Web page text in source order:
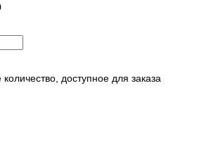
доступное для заказа